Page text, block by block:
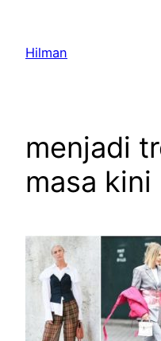
content
Hilman
menjadi
masa kini